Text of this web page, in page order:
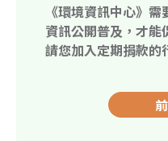
《環境資訊中心》
資訊公開普及，才能
請您加入定期捐款的